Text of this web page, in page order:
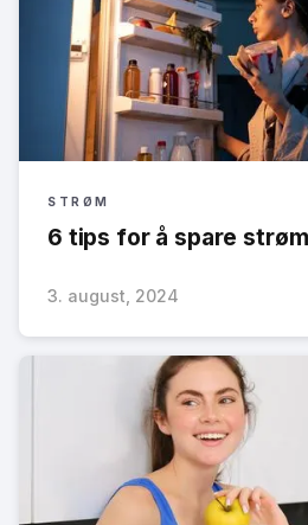
STRØM
6 tips for å spare strøm
3. august, 2024